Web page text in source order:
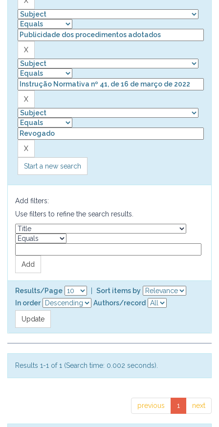
Start a new search
Add filters:
Use filters to refine the search results.
Results/Page
Sort items by
In order
Authors/record
Results 1-1 of 1 (Search time: 0.002 seconds).
previous 1 next